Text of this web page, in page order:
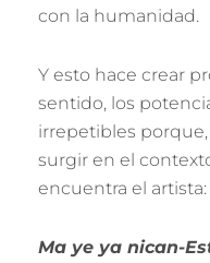
con la humanidad.
Y esto hace crear
sentido, los
irrepetibles
surgir en el
encuentra el artista:
Ma ye ya nican-